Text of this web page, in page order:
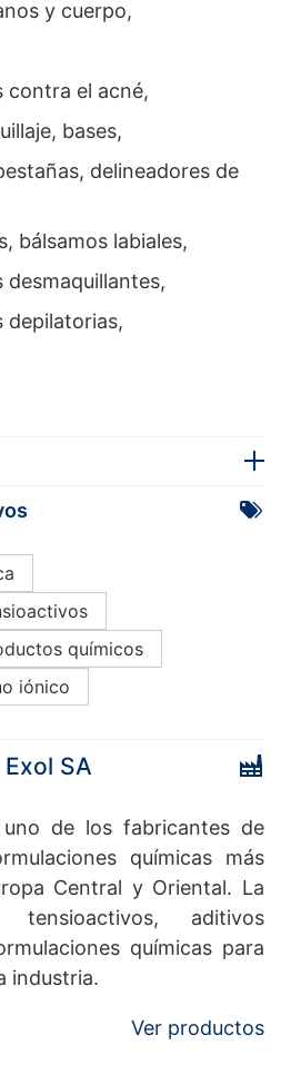
y cuerpo,
contra el acné,
bases,
delineadores de
bálsamos labiales,
desmaquillantes,
depilatorias,
químicos
iónico
Exol SA
uno de los fabricantes de
químicas más
Central y Oriental. La
tensioactivos, aditivos
químicas para
industria.
Ver productos